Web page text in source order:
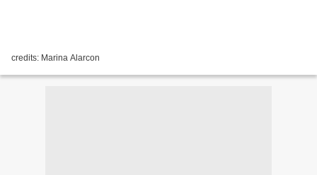
credits: Marina Alarcon